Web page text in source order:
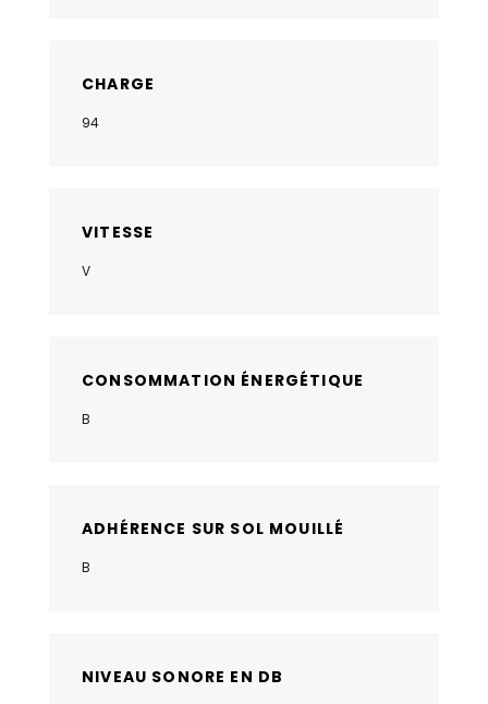
CHARGE
94
VITESSE
V
CONSOMMATION ÉNERGÉTIQUE
B
ADHÉRENCE SUR SOL MOUILLÉ
B
NIVEAU SONORE EN DB